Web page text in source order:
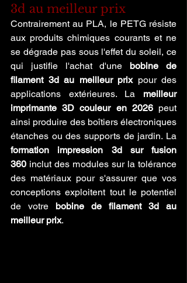
3d au meilleur prix
Contrairement au PLA, le PETG résiste
aux produits chimiques courants et ne
se dégrade pas sous l'effet du soleil, ce
qui justifie l'achat d'une bobine de
filament 3d au meilleur prix pour des
applications extérieures. La meilleur
imprimante 3D couleur en 2026 peut
ainsi produire des boîtiers électroniques
formation impression 3d sur fusion
360 inclut des modules sur la tolérance
des matériaux pour s'assurer que vos
conceptions exploitent tout le potentiel
de votre bobine de filament 3d au
meilleur prix.